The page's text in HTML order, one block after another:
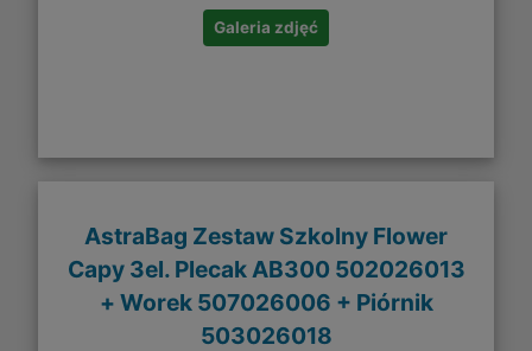
Galeria zdjęć
AstraBag Zestaw Szkolny Flower
Capy 3el. Plecak AB300 502026013
+ Worek 507026006 + Piórnik
503026018